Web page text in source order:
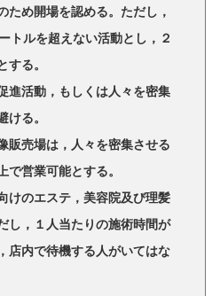
ため開場を認める。ただし，
トルを超えない活動とし，２
する。
進活動，もしくは人々を密集
ける。
販売場は，人々を密集させる
で営業可能とする。
けのエステ，美容院及び理髪
し，１人当たりの施術時間が
店内で待機する人がいてはな